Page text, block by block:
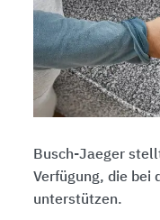
Busch-Jaeger
Verfügung, die bei
unterstützen.